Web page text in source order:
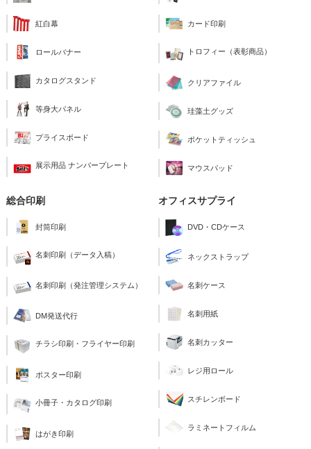
紅白幕
ロールバナー
カタログスタンド
等身大パネル
プライスボード
展示用品 ナンバープレート
カード印刷
トロフィー（表彰商品）
クリアファイル
珪藻土グッズ
ポケットティッシュ
マウスパッド
総合印刷
封筒印刷
名刺印刷（データ入稿）
名刺印刷（発注管理システム）
DM発送代行
チラシ印刷・フライヤー印刷
ポスター印刷
小冊子・カタログ印刷
はがき印刷
オフィスサプライ
DVD・CDケース
ネックストラップ
名刺ケース
名刺用紙
名刺カッター
レジ用ロール
スチレンボード
ラミネートフィルム